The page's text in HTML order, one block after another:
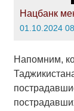
Нацбанк
01.10.2024
Напомним,